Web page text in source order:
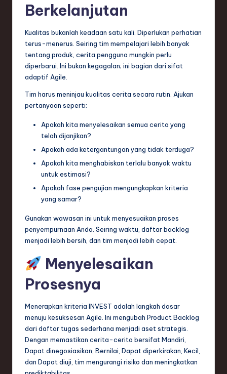
Berkelanjutan
Kualitas bukanlah keadaan satu kali. Diperlukan perhatian
terus-menerus. Seiring tim mempelajari lebih banyak
tentang produk, cerita pengguna mungkin perlu
diperbarui. Ini bukan kegagalan; ini bagian dari sifat
adaptif Agile.
Tim harus meninjau kualitas cerita secara rutin. Ajukan
pertanyaan seperti:
Apakah kita menyelesaikan semua cerita yang
telah dijanjikan?
Apakah ada ketergantungan yang tidak terduga?
Apakah kita menghabiskan terlalu banyak waktu
untuk estimasi?
Apakah fase pengujian mengungkapkan kriteria
yang samar?
Gunakan wawasan ini untuk menyesuaikan proses
penyempurnaan Anda. Seiring waktu, daftar backlog
menjadi lebih bersih, dan tim menjadi lebih cepat.
Menyelesaikan
Prosesnya
Menerapkan kriteria INVEST adalah langkah dasar
menuju kesuksesan Agile. Ini mengubah Product Backlog
dari daftar tugas sederhana menjadi aset strategis.
Dengan memastikan cerita-cerita bersifat Mandiri,
Dapat dinegosiasikan, Bernilai, Dapat diperkirakan, Kecil,
dan Dapat diuji, tim mengurangi risiko dan meningkatkan